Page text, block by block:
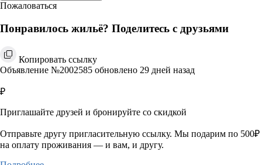
Пожаловаться
Понравилось жильё? Поделитесь с друзьями
Копировать ссылку
Объявление №2002585 обновлено 29 дней назад
₽
Приглашайте друзей и бронируйте со скидкой
Отправьте другу пригласительную ссылку. Мы подарим по 500₽
на оплату проживания — и вам, и другу.